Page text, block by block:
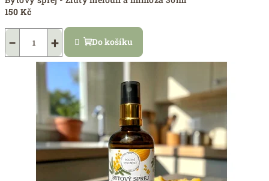
150 Kč
+
− Do košíku